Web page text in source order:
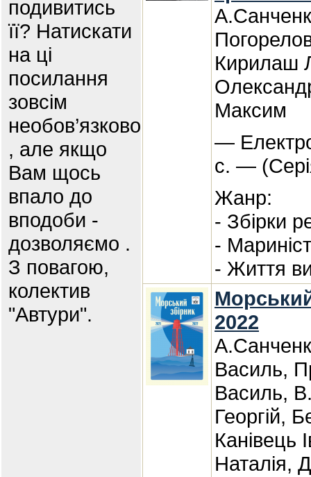
подивитись
її? Натискати
на ці
посилання
зовсім
необов’язково
, але якщо
Вам щось
впало до
вподоби -
дозволяємо .
З повагою,
колектив
"Автури".
Кирилаш
Максим
—
с. —
Жанр:
- Збірки
-
- Життя
2022
Василь,
Василь,
Георгій,
Канівець
Наталія,